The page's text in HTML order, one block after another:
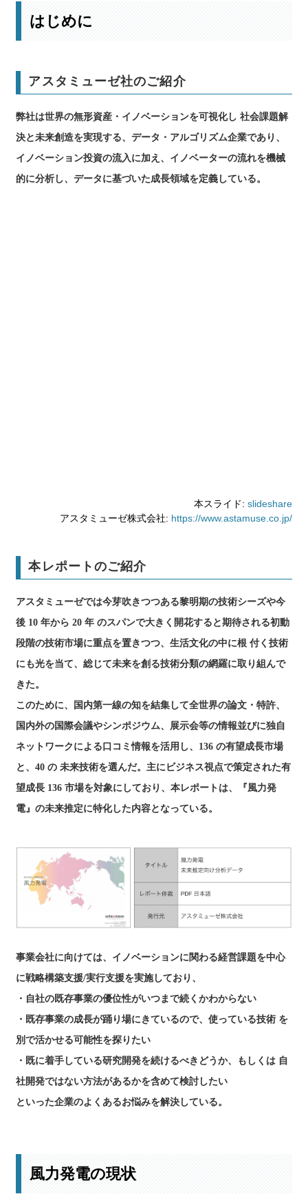
はじめに
アスタミューゼ社のご紹介
弊社は世界の無形資産・イノベーションを可視化し 社会課題解
決と未来創造を実現する、データ・アルゴリズム企業であり、
イノベーション投資の流入に加え、イノベーターの流れを機械
的に分析し、データに基づいた成⻑領域を定義している。
本スライド: slideshare
アスタミューゼ株式会社: https://www.astamuse.co.jp/
本レポートのご紹介
アスタミューゼでは今芽吹きつつある黎明期の技術シーズや今
後 10 年から 20 年 のスパンで大きく開花すると期待される初動
段階の技術市場に重点を置きつつ、生活文化の中に根 付く技術
にも光を当て、総じて未来を創る技術分類の網羅に取り組んで
きた。
このために、国内第一線の知を結集して全世界の論文・特許、
国内外の国際会議やシンポジウム、展示会等の情報並びに独自
ネットワークによる口コミ情報を活用し、136 の有望成長市場
と、40 の 未来技術を選んだ。主にビジネス視点で策定された有
望成長 136 市場を対象にしており、本レポートは、『風力発
電』の未来推定に特化した内容となっている。
事業会社に向けては、イノベーションに関わる経営課題を中心
に戦略構築支援/実行支援を実施しており、
・自社の既存事業の優位性がいつまで続くかわからない
・既存事業の成長が踊り場にきているので、使っている技術 を
別で活かせる可能性を探りたい
・既に着手している研究開発を続けるべきどうか、もしくは 自
社開発ではない方法があるかを含めて検討したい
といった企業のよくあるお悩みを解決している。
風力発電の現状